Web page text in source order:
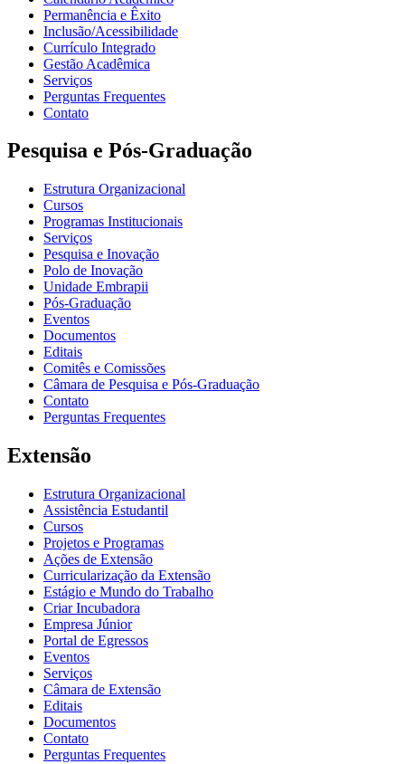
Permanência e Êxito
Inclusão/Acessibilidade
Currículo Integrado
Gestão Acadêmica
Serviços
Perguntas Frequentes
Contato
Pesquisa e Pós-Graduação
Estrutura Organizacional
Cursos
Programas Institucionais
Serviços
Pesquisa e Inovação
Polo de Inovação
Unidade Embrapii
Pós-Graduação
Eventos
Documentos
Editais
Comitês e Comissões
Câmara de Pesquisa e Pós-Graduação
Contato
Perguntas Frequentes
Extensão
Estrutura Organizacional
Assistência Estudantil
Cursos
Projetos e Programas
Ações de Extensão
Curricularização da Extensão
Estágio e Mundo do Trabalho
Criar Incubadora
Empresa Júnior
Portal de Egressos
Eventos
Serviços
Câmara de Extensão
Editais
Documentos
Contato
Perguntas Frequentes